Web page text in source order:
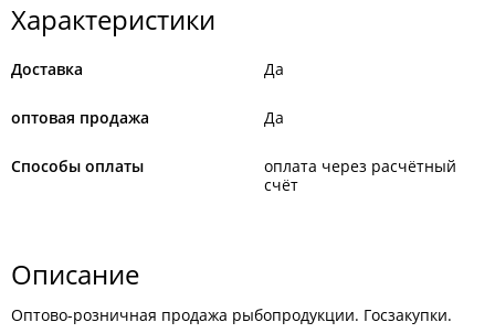
Характеристики
Доставка Да
оптовая продажа Да
Способы оплаты
оплата через расчётный
счёт
Описание
Оптово-розничная продажа рыбопродукции. Госзакупки.